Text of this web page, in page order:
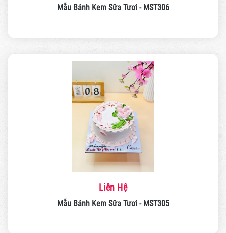
Mẫu Bánh Kem Sữa Tươi - MST306
Liên Hệ
Mẫu Bánh Kem Sữa Tươi - MST305